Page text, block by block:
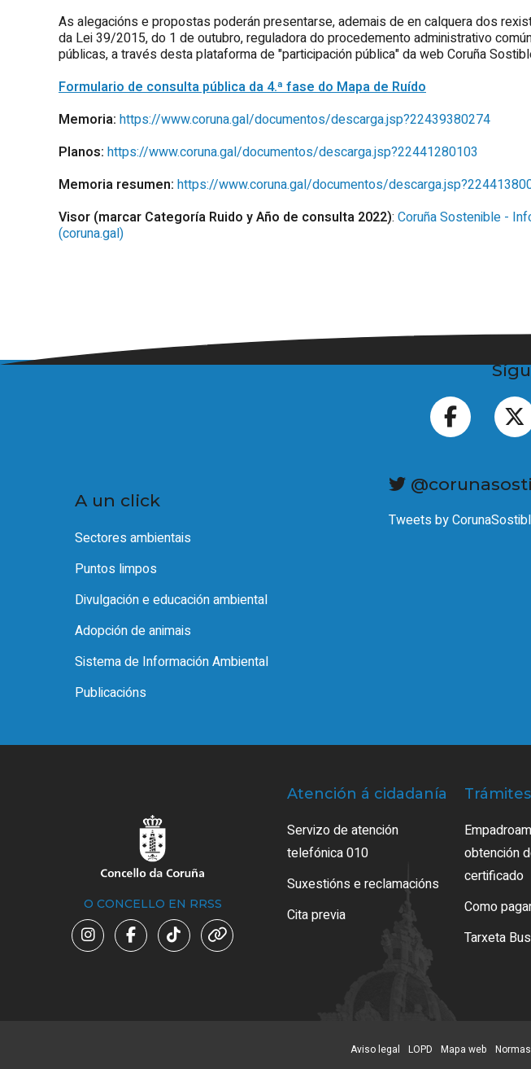
As alegacións e propostas poderán presentarse, ademais de en calquera dos
da Lei 39/2015, do 1 de outubro, reguladora do procedemento administrativo
públicas, a través desta plataforma de "participación pública" da web Coruña
Formulario de consulta pública da 4.ª fase do Mapa de Ruído
Memoria: https://www.coruna.gal/documentos/descarga.jsp?22439380274
Planos: https://www.coruna.gal/documentos/descarga.jsp?22441280103
Memoria resumen: https://www.coruna.gal/documentos/
Visor (marcar Categoría Ruido y Año de consulta 2022): Coruña Sostenible -
(coruna.gal)
A un click
Sectores ambientais
Puntos limpos
Divulgación e educación ambiental
Adopción de animais
Sistema de Información Ambiental
Publicacións
Tweets by
O CONCELLO EN RRSS
Atención á cidadanía
Servizo de atención
telefónica 010
Suxestións e reclamacións
Cita previa
obtención
certificado
Como
Tarxeta
Aviso legal LOPD Mapa web